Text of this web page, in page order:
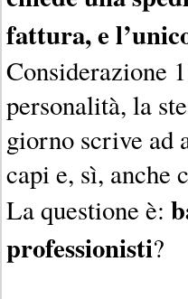
fattura, e
Considerazione
personalità, la
giorno scrive ad
capi e, sì, anche
La questione è:
professionisti?